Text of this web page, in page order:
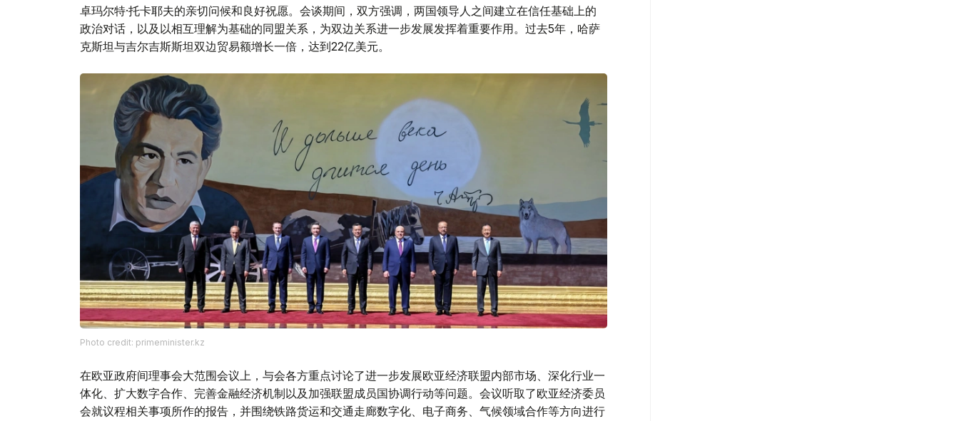
卓玛尔特·托卡耶夫的亲切问候和良好祝愿。会谈期间，双方强调，两国领导人之间建立在信任基础上的
政治对话，以及以相互理解为基础的同盟关系，为双边关系进一步发展发挥着重要作用。过去5年，哈萨
克斯坦与吉尔吉斯斯坦双边贸易额增长一倍，达到22亿美元。
Photo credit: primeminister.kz
在欧亚政府间理事会大范围会议上，与会各方重点讨论了进一步发展欧亚经济联盟内部市场、深化行业一
体化、扩大数字合作、完善金融经济机制以及加强联盟成员国协调行动等问题。会议听取了欧亚经济委员
会就议程相关事项所作的报告，并围绕铁路货运和交通走廊数字化、电子商务、气候领域合作等方向进行